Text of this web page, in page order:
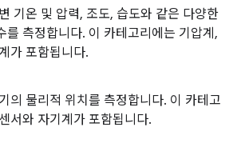
기온 및 압력, 조도, 습도와 같은 다양한
를 측정합니다. 이 카테고리에는 기압계,
가 포함됩니다.
의 물리적 위치를 측정합니다. 이 카테고
서와 자기계가 포함됩니다.